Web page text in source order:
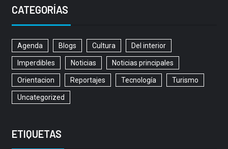
CATEGORÍAS
Agenda Blogs Cultura Del interior
Imperdibles Noticias Noticias principales
Orientacion Reportajes Tecnología Turismo
Uncategorized
ETIQUETAS